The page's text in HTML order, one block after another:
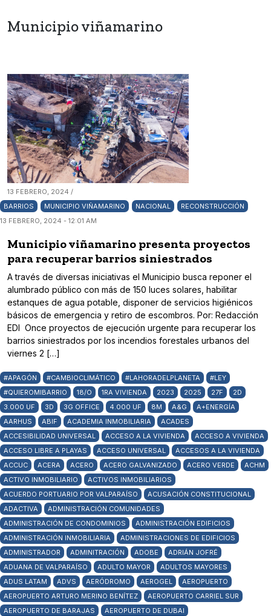
Municipio viñamarino
13 FEBRERO, 2024 /
BARRIOS
MUNICIPIO VIÑAMARINO NACIONAL
RECONSTRUCCIÓN
13 FEBRERO, 2024 - 12:01 AM
Municipio viñamarino presenta proyectos
para recuperar barrios siniestrados
A través de diversas iniciativas el Municipio busca reponer el
alumbrado público con más de 150 luces solares, habilitar
estanques de agua potable, disponer de servicios higiénicos
básicos de emergencia y retiro de escombros. Por: Redacción
EDI Once proyectos de ejecución urgente para recuperar los
barrios siniestrados por los incendios forestales urbanos del
viernes 2 […]
#APAGÓN #CAMBIOCLIMÁTICO #LAHORADELPLANETA
#LEY
#QUIEROMIBARRIO
18/O 1RA VIVIENDA 2023 2025 27F
2D
3.000 UF
3D 3G OFFICE 4.000 UF 8M A&G
A+ENERGÍA
AARHUS
ABIF ACADEMIA INMOBILIARIA
ACADES
ACCESIBILIDAD UNIVERSAL
ACCESO A LA VIVIENDA
ACCESO A VIVIENDA
ACCESO LIBRE A PLAYAS
ACCESO UNIVERSAL
ACCESOS A LA VIVIENDA
ACCUC
ACERA ACERO ACERO GALVANIZADO ACERO VERDE
ACHM
ACTIVO INMOBILIARIO
ACTIVOS INMOBILIARIOS
ACUERDO PORTUARIO POR VALPARAÍSO
ACUSACIÓN CONSTITUCIONAL
ADACTIVA
ADMINISTRACIÓN COMUNIDADES
ADMINISTRACIÓN DE CONDOMINIOS
ADMINISTRACIÓN EDIFICIOS
ADMINISTRACIÓN INMOBILIARIA
ADMINISTRACIONES DE EDIFICIOS
ADMINISTRADOR
ADMINITRACIÓN ADOBE
ADRIÁN JOFRÉ
ADUANA DE VALPARAÍSO
ADULTO MAYOR
ADULTOS MAYORES
ADUS LATAM
ADVS AERÓDROMO AEROGEL
AEROPUERTO
AEROPUERTO ARTURO MERINO BENÍTEZ
AEROPUERTO CARRIEL SUR
AEROPUERTO DE BARAJAS
AEROPUERTO DE DUBAI